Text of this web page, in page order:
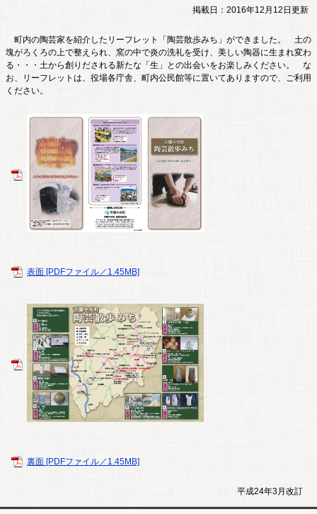
掲載日：2016年12月12日更新
町内の陶芸家を紹介したリーフレット「陶芸散歩みち」ができました。 土の
塊がろくろの上で整えられ、窯の中で炎の洗礼を受け、美しい陶器に生まれ変わ
る・・・土から創りだされる新たな「生」との出会いをお楽しみください。 な
お、リーフレットは、役場各庁舎、町内公民館等に置いてありますので、ご利用
ください。
表面 [PDFファイル／1.45MB]
裏面 [PDFファイル／1.45MB]
平成24年3月改訂